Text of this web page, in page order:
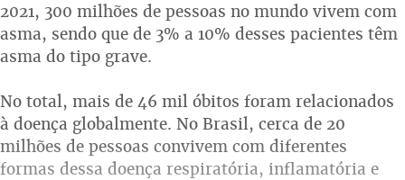
2021, 300 milhões de pessoas no mundo vivem com
asma, sendo que de 3% a 10% desses pacientes têm
asma do tipo grave.
No total, mais de 46 mil óbitos foram relacionados
à doença globalmente. No Brasil, cerca de 20
milhões de pessoas convivem com diferentes
formas dessa doença respiratória, inflamatória e